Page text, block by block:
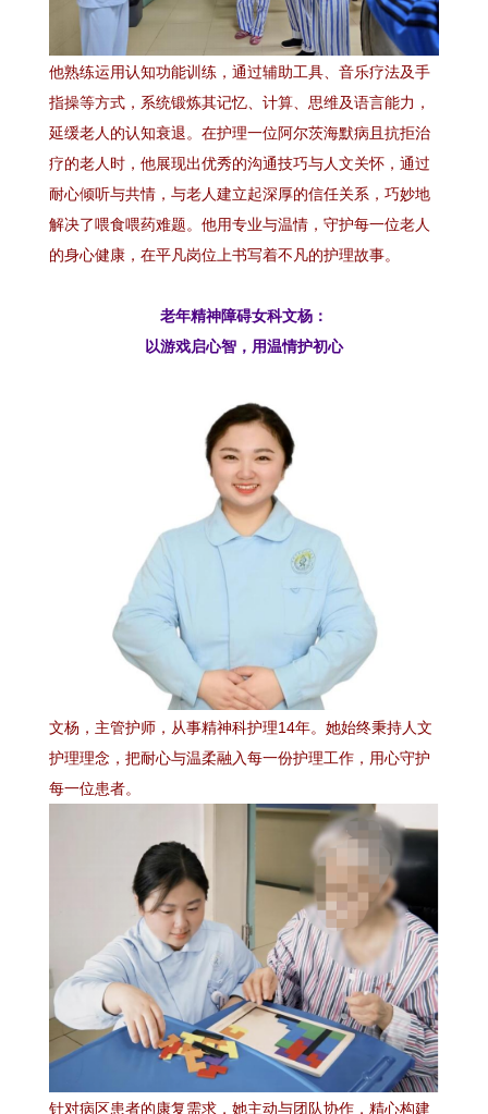
他熟练运用认知功能训练，通过辅助工具、音乐疗法及手
指操等方式，系统锻炼其记忆、计算、思维及语言能力，
延缓老人的认知衰退。在护理一位阿尔茨海默病且抗拒治
疗的老人时，他展现出优秀的沟通技巧与人文关怀，通过
耐心倾听与共情，与老人建立起深厚的信任关系，巧妙地
解决了喂食喂药难题。他用专业与温情，守护每一位老人
的身心健康，在平凡岗位上书写着不凡的护理故事。
老年精神障碍女科文杨：
以游戏启心智，用温情护初心
文杨，主管护师，从事精神科护理14年。她始终秉持人文
护理理念，把耐心与温柔融入每一份护理工作，用心守护
每一位患者。
针对病区患者的康复需求，她主动与团队协作，精心构建